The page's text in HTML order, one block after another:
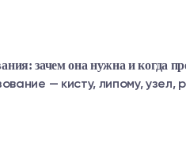
зачем она нужна и когда
— кисту, липому, узел,